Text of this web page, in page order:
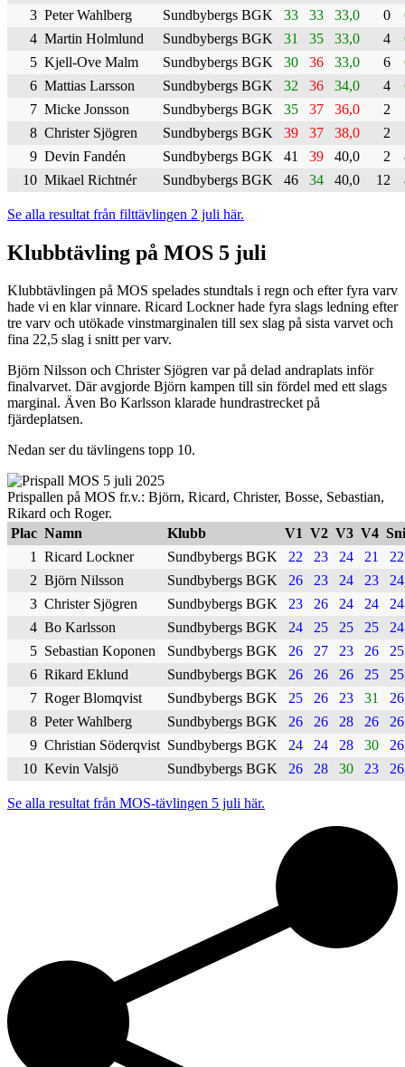
3 Peter Wahlberg Sundbybergs BGK 33 33 33,0 0
4 Martin Holmlund Sundbybergs BGK 31 35 33,0 4
5 Kjell-Ove Malm Sundbybergs BGK 30 36 33,0 6
6 Mattias Larsson Sundbybergs BGK 32 36 34,0 4
7 Micke Jonsson Sundbybergs BGK 35 37 36,0 2
8 Christer Sjögren Sundbybergs BGK 39 37 38,0 2
9 Devin Fandén Sundbybergs BGK 41 39 40,0 2
10 Mikael Richtnér Sundbybergs BGK 46 34 40,0 12
Se alla resultat från filttävlingen 2 juli här.
Klubbtävling på MOS 5 juli
Klubbtävlingen på MOS spelades stundtals i regn och efter fyra varv
hade vi en klar vinnare. Ricard Lockner hade fyra slags ledning efter
tre varv och utökade vinstmarginalen till sex slag på sista varvet och
fina 22,5 slag i snitt per varv.
Björn Nilsson och Christer Sjögren var på delad andraplats inför
finalvarvet. Där avgjorde Björn kampen till sin fördel med ett slags
marginal. Även Bo Karlsson klarade hundrastrecket på
fjärdeplatsen.
Nedan ser du tävlingens topp 10.
Prispallen på MOS fr.v.: Björn, Ricard, Christer, Bosse, Sebastian,
Rikard och Roger.
Plac Namn Klubb V1 V2 V3 V4
1 Ricard Lockner Sundbybergs BGK 22 23 24 21
2 Björn Nilsson Sundbybergs BGK 26 23 24 23
3 Christer Sjögren Sundbybergs BGK 23 26 24 24
4 Bo Karlsson Sundbybergs BGK 24 25 25 25
5 Sebastian Koponen Sundbybergs BGK 26 27 23 26
6 Rikard Eklund Sundbybergs BGK 26 26 26 25
7 Roger Blomqvist Sundbybergs BGK 25 26 23 31
8 Peter Wahlberg Sundbybergs BGK 26 26 28 26
9 Christian Söderqvist Sundbybergs BGK 24 24 28 30
10 Kevin Valsjö Sundbybergs BGK 26 28 30 23
Se alla resultat från MOS-tävlingen 5 juli här.